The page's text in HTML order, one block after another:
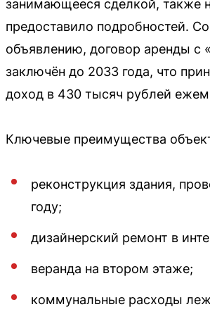
занимающееся сделкой, также
предоставило подробностей.
объявлению, договор аренды с
заключён до 2033 года, что
доход в 430 тысяч рублей
Ключевые преимущества
реконструкция здания,
году;
дизайнерский ремонт в
веранда на втором этаже;
коммунальные расходы